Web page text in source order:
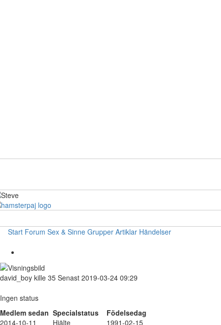
Start Forum Sex & Sinne Grupper Artiklar Händelser
david_boy kille 35 Senast 2019-03-24 09:29
Ingen status
Medlem sedan Specialstatus
Födelsedag
2014-10-11
Hjälte
1991-02-15